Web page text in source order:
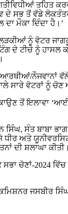
ਤਹਿਤ
ਦੇ ਸਭ ਤੋਂ ਵੱਡੇ
ਮੌਕਾ ਦਿੰਦਾ ਹੈ।’
ਨੂੰ ਵੋਟਰ
ਦੇ ਟੀਚੇ ਨੂੰ
ਨੌਜਵਾਨਾਂ
ਸਾਰੇ ਵੋਟਰਾਂ ਨੂੰ
ਤੋਂ ਇਲਾਵਾ
ਸਿੰਘ, ਸੰਤ ਬਾਬਾ
ਧੀਰ ਅਤੇ
ਦੀ ਸ਼ਲਾਘਾ
ਚੋਣਾਂ-2024
ਜਸਬੀਰ